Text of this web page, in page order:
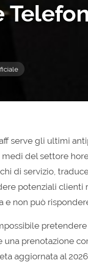
serve gli ultimi
del settore
di servizio,
potenziali clienti
non può
prenotazione
aggiornata al